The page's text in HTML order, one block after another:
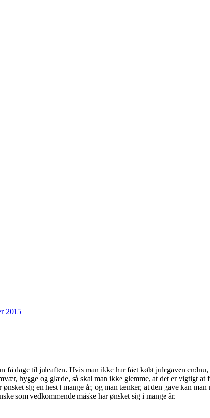
2015
få dage til juleaften. Hvis man ikke har fået købt julegaven
hygge og glæde, så skal man ikke glemme, at det er vigtigt
sig en hest i mange år, og man tænker, at den gave kan
som vedkommende måske har ønsket sig i mange år.